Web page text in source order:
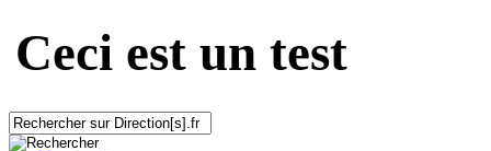
Ceci est un test